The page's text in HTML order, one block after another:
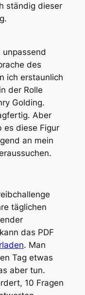
ständig dieser
des
ich erstaunlich
der Rolle
Golding.
Aber
es diese Figur
an mein
täglichen
das PDF
. Man
Tag etwas
aber tun.
10 Fragen